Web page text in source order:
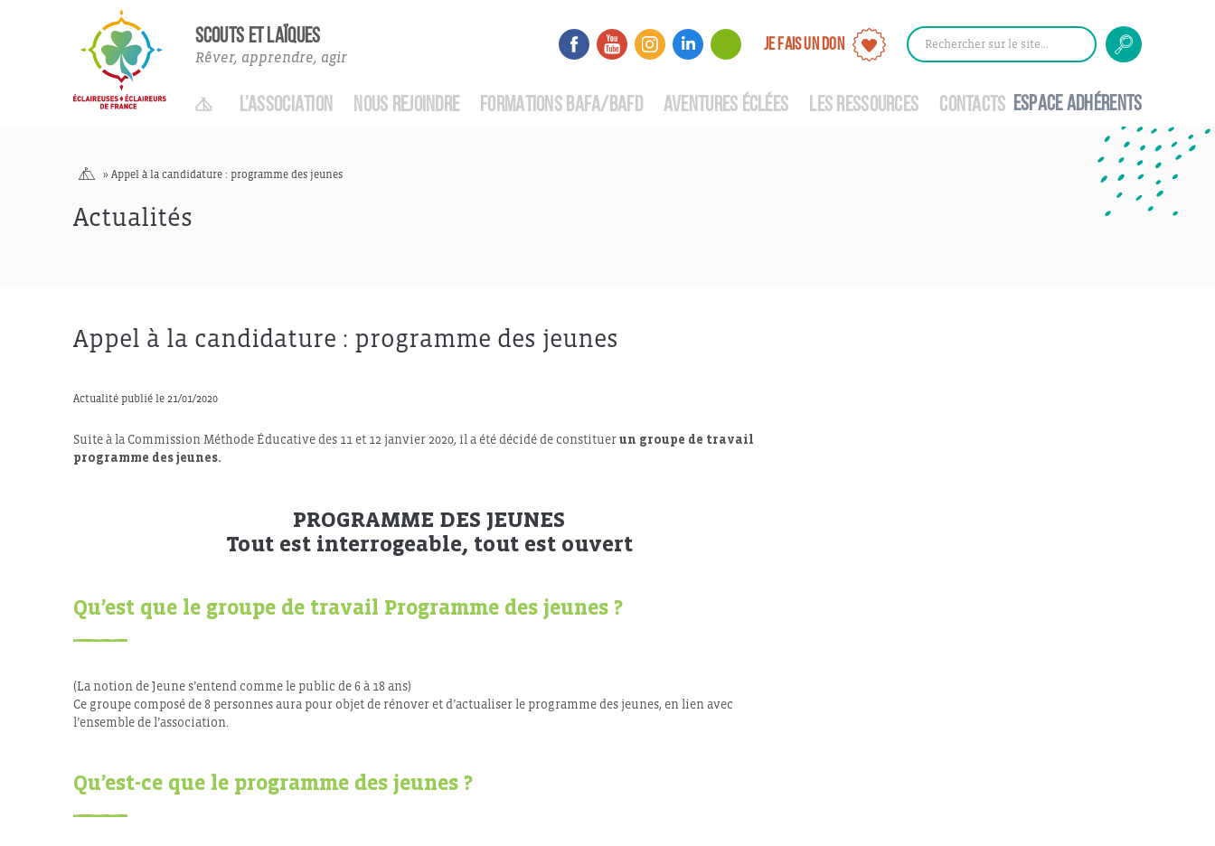
SCOUTS ET LAÏQUES
Rêver, apprendre, agir
ACCUEIL
L’ASSOCIATION NOUS REJOINDRE FORMATIONS BAFA/BAFD AVENTURES ÉCLÉES LES RESSOURCES CONTACTS
JE FAIS UN DON
ESPACE ADHÉRENTS
Rechercher
site
Rechercher
Accueil
» Appel à la candidature : programme des jeunes
Actualités
Appel à la candidature : programme des jeunes
Actualités
Actualité publié le 21/01/2020
Suite à la Commission Méthode Éducative des 11 et 12 janvier 2020, il a été décidé de constituer un groupe de travail
programme des jeunes.
PROGRAMME DES JEUNES
Tout est interrogeable, tout est ouvert
Qu’est que le groupe de travail Programme des jeunes ?
(La notion de Jeune s’entend comme le public de 6 à 18 ans)
Ce groupe composé de 8 personnes aura pour objet de rénover et d’actualiser le programme des jeunes, en lien avec
l’ensemble de l’association.
Qu’est-ce que le programme des jeunes ?